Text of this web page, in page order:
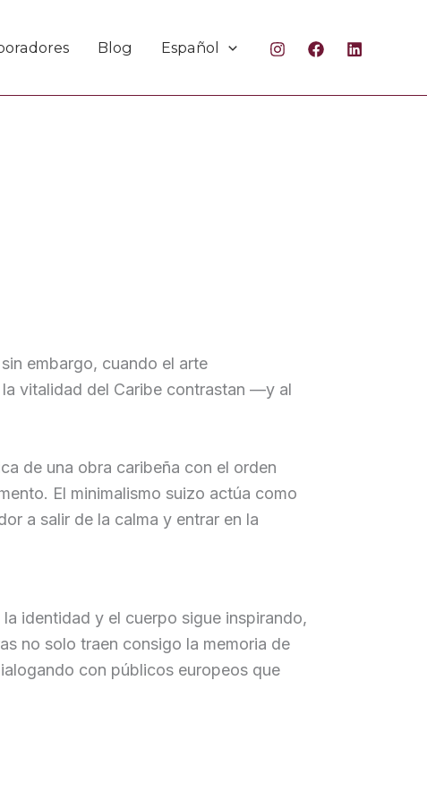
Blog Español
embargo, cuando el arte
vitalidad del Caribe contrastan —y al
de una obra caribeña con el orden
El minimalismo suizo actúa como
a salir de la calma y entrar en la
identidad y el cuerpo sigue inspirando,
no solo traen consigo la memoria de
con públicos europeos que